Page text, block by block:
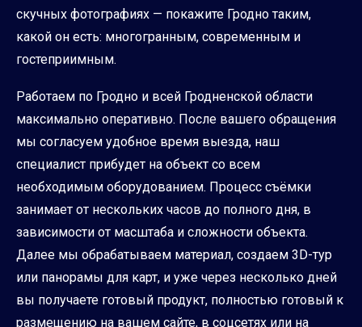
скучных фотографиях — покажите Гродно таким,
какой он есть: многогранным, современным и
гостеприимным.
Работаем по Гродно и всей Гродненской области
максимально оперативно. После вашего обращения
мы согласуем удобное время выезда, наш
специалист прибудет на объект со всем
необходимым оборудованием. Процесс съёмки
занимает от нескольких часов до полного дня, в
зависимости от масштаба и сложности объекта.
Далее мы обрабатываем материал, создаем 3D-тур
или панорамы для карт, и уже через несколько дней
вы получаете готовый продукт, полностью готовый к
размещению на вашем сайте, в соцсетях или на